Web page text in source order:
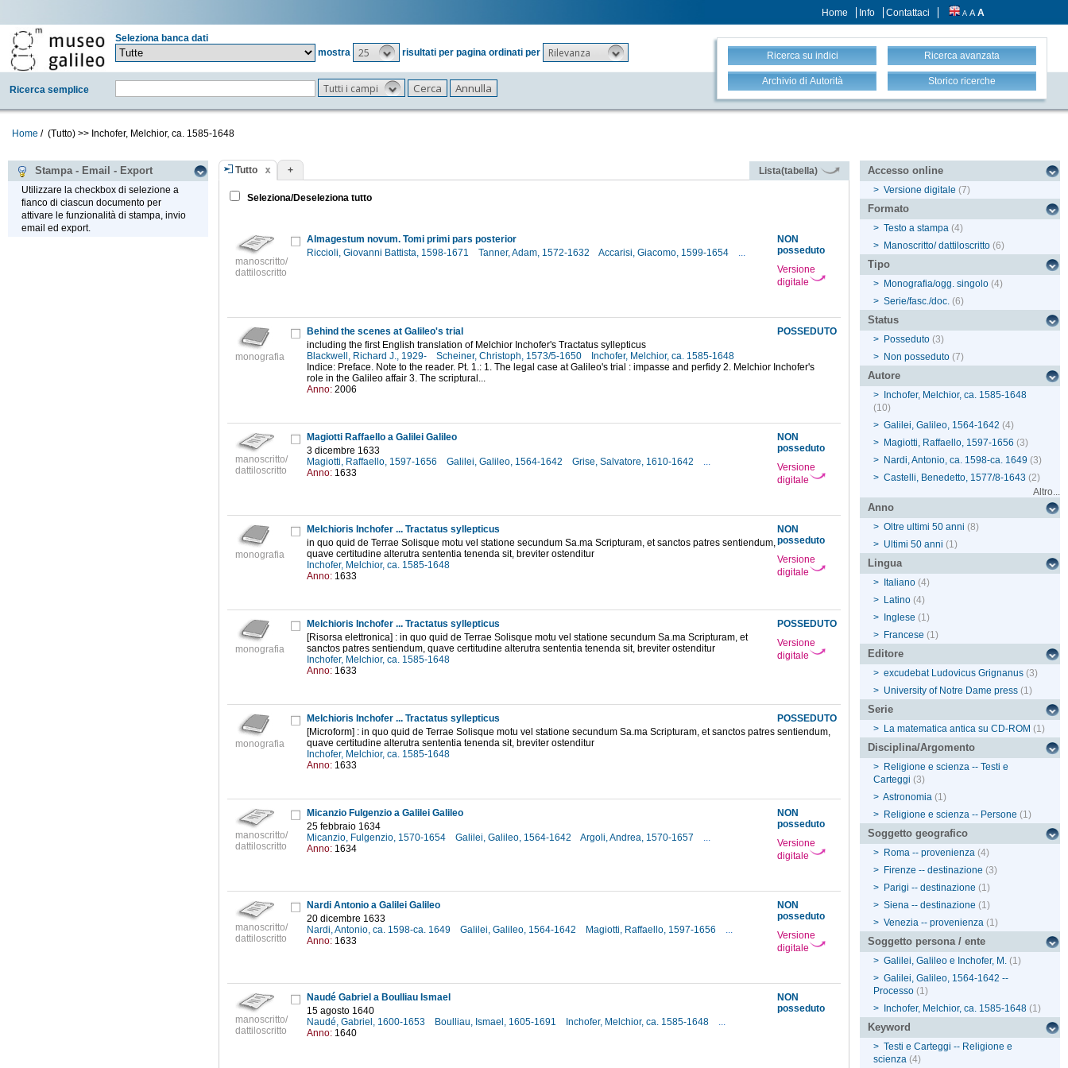
Home Info Contattaci A A A
Seleziona banca dati
mostra
25 risultati per pagina ordinati per Rilevanza
Ricerca semplice Tutti i campi
Ricerca su indici Ricerca avanzata
Archivio di Autorità Storico ricerche
Home / (Tutto) >> Inchofer, Melchior, ca. 1585-1648
Stampa - Email - Export
Utilizzare la checkbox di selezione a
fianco di ciascun documento per
attivare le funzionalità di stampa, invio
email ed export.
Tutto + Lista(tabella)
Seleziona/Deseleziona tutto
manoscritto/
dattiloscritto
NON
posseduto
Versione
digitale
Almagestum novum. Tomi primi pars posterior
Riccioli, Giovanni Battista, 1598-1671
Tanner, Adam, 1572-1632 Accarisi, Giacomo, 1599-1654 ...
monografia
POSSEDUTO
Behind the scenes at Galileo's trial
including the first English translation of Melchior Inchofer's Tractatus syllepticus
Blackwell, Richard J., 1929-
Scheiner, Christoph, 1573/5-1650
Inchofer, Melchior, ca. 1585-1648
Indice: Preface. Note to the reader. Pt. 1.: 1. The legal case at Galileo's trial : impasse and perfidy 2. Melchior Inchofer's
role in the Galileo affair 3. The scriptural...
Anno: 2006
manoscritto/
dattiloscritto
NON
posseduto
Versione
digitale
Magiotti Raffaello a Galilei Galileo
3 dicembre 1633
Magiotti, Raffaello, 1597-1656
Galilei, Galileo, 1564-1642 Grise, Salvatore, 1610-1642
...
Anno: 1633
monografia
NON
posseduto
Versione
digitale
Melchioris Inchofer ... Tractatus syllepticus
in quo quid de Terrae Solisque motu vel statione secundum Sa.ma Scripturam, et sanctos patres sentiendum,
quave certitudine alterutra sententia tenenda sit, breviter ostenditur
Inchofer, Melchior, ca. 1585-1648
Anno: 1633
monografia
POSSEDUTO
Versione
digitale
Melchioris Inchofer ... Tractatus syllepticus
[Risorsa elettronica] : in quo quid de Terrae Solisque motu vel statione secundum Sa.ma Scripturam, et
sanctos patres sentiendum, quave certitudine alterutra sententia tenenda sit, breviter ostenditur
Inchofer, Melchior, ca. 1585-1648
Anno: 1633
monografia
POSSEDUTO
Melchioris Inchofer ... Tractatus syllepticus
[Microform] : in quo quid de Terrae Solisque motu vel statione secundum Sa.ma Scripturam, et sanctos patres sentiendum,
quave certitudine alterutra sententia tenenda sit, breviter ostenditur
Inchofer, Melchior, ca. 1585-1648
Anno: 1633
manoscritto/
dattiloscritto
NON
posseduto
Versione
digitale
Micanzio Fulgenzio a Galilei Galileo
25 febbraio 1634
Micanzio, Fulgenzio, 1570-1654
Galilei, Galileo, 1564-1642 Argoli, Andrea, 1570-1657
...
Anno: 1634
manoscritto/
dattiloscritto
NON
posseduto
Versione
digitale
Nardi Antonio a Galilei Galileo
20 dicembre 1633
Nardi, Antonio, ca. 1598-ca. 1649
Galilei, Galileo, 1564-1642 Magiotti, Raffaello, 1597-1656
...
Anno: 1633
manoscritto/
dattiloscritto
NON
posseduto
Naudé Gabriel a Boulliau Ismael
15 agosto 1640
Naudé, Gabriel, 1600-1653
Boulliau, Ismael, 1605-1691 Inchofer, Melchior, ca. 1585-1648
...
Anno: 1640
Accesso online
> Versione digitale (7)
Formato
> Testo a stampa (4)
> Manoscritto/ dattiloscritto (6)
Tipo
> Monografia/ogg. singolo (4)
> Serie/fasc./doc. (6)
Status
> Posseduto (3)
> Non posseduto (7)
Autore
>
Inchofer, Melchior, ca. 1585-1648
(10)
> Galilei, Galileo, 1564-1642 (4)
> Magiotti, Raffaello, 1597-1656 (3)
> Nardi, Antonio, ca. 1598-ca. 1649 (3)
> Castelli, Benedetto, 1577/8-1643 (2)
Altro...
Anno
> Oltre ultimi 50 anni (8)
> Ultimi 50 anni (1)
Lingua
> Italiano (4)
> Latino (4)
>
Inglese (1)
> Francese (1)
Editore
> excudebat Ludovicus Grignanus (3)
> University of Notre Dame press (1)
Serie
> La matematica antica su CD-ROM (1)
Disciplina/Argomento
> Religione e scienza -- Testi e
Carteggi (3)
> Astronomia (1)
> Religione e scienza -- Persone (1)
Soggetto geografico
> Roma -- provenienza (4)
> Firenze -- destinazione (3)
> Parigi -- destinazione (1)
> Siena -- destinazione (1)
> Venezia -- provenienza (1)
Soggetto persona / ente
> Galilei, Galileo e Inchofer, M. (1)
> Galilei, Galileo, 1564-1642 --
Processo (1)
>
Inchofer, Melchior, ca. 1585-1648 (1)
Keyword
> Testi e Carteggi -- Religione e
scienza (4)